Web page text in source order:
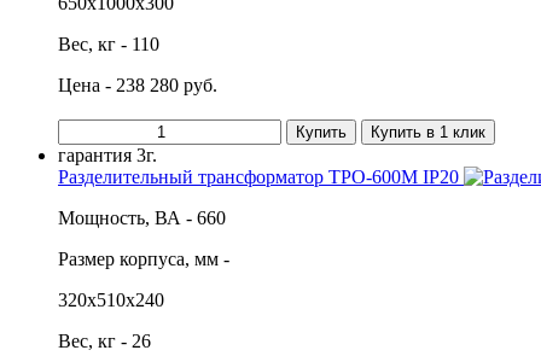
Вес, кг - 110
Цена - 238 280 руб.
Купить Купить в 1 клик
гарантия 3г.
Разделительный трансформатор ТРО-600М IP20
Мощность, ВА - 660
Размер корпуса, мм -
320х510х240
Вес, кг - 26